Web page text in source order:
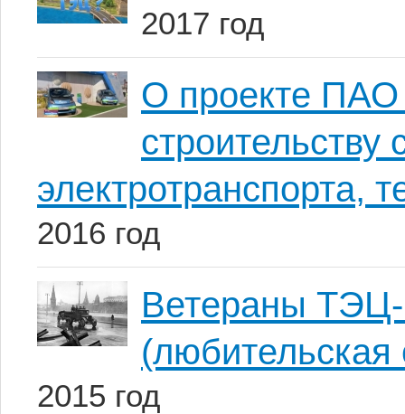
2017 год
О проекте ПАО
строительству
электротранспорта,
2016 год
Ветераны
(любительская
2015 год